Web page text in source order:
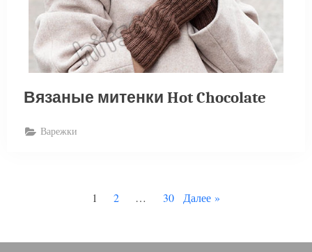
Вязаные митенки Hot Chocolate
Варежки
1 2 … 30 Далее